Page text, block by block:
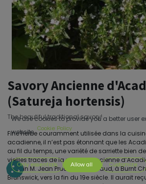
Savory Ancienne
(Satureja hortensis)
The beautiful traditional savory!
Fine herbe couramment utilisée dans la
acadienne, il n’est pas étonnant que les
au fil du temps, une variété de sarriette bien
vieilles traces de la sarriette ancienne
certain M. Jean Prudent Robichaud, à Burnt
Brunswick, vers la fin du 19e siècle. Il aurait
We use cookies to provide you a better user
website. Cookie Policy
Only essentials Allow all Customize